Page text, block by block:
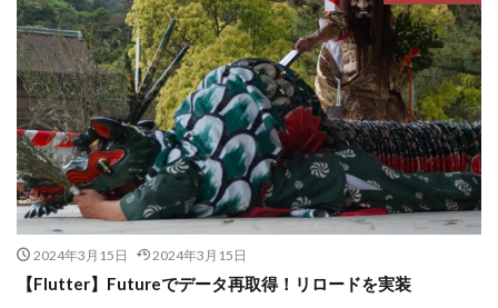
2024年3月15日 2024年3月15日
【Flutter】Futureでデータ再取得！リロードを実装